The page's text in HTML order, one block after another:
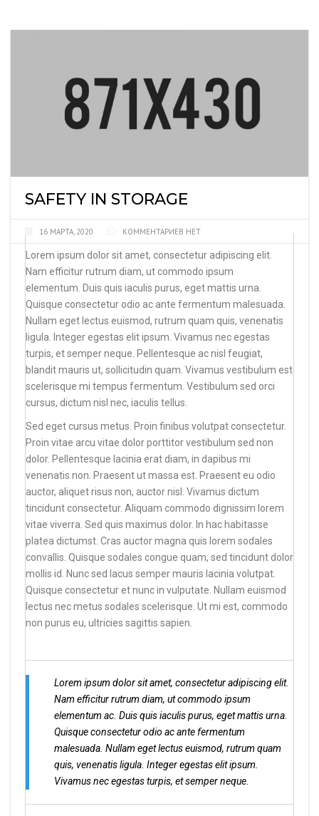
SAFETY IN STORAGE
16 МАРТА, 2020 КОММЕНТАРИЕВ НЕТ
Lorem ipsum dolor sit amet, consectetur adipiscing elit.
Nam efficitur rutrum diam, ut commodo ipsum
elementum. Duis quis iaculis purus, eget mattis urna.
Quisque consectetur odio ac ante fermentum malesuada.
Nullam eget lectus euismod, rutrum quam quis, venenatis
ligula. Integer egestas elit ipsum. Vivamus nec egestas
turpis, et semper neque. Pellentesque ac nisl feugiat,
blandit mauris ut, sollicitudin quam. Vivamus vestibulum est
scelerisque mi tempus fermentum. Vestibulum sed orci
cursus, dictum nisl nec, iaculis tellus.
Sed eget cursus metus. Proin finibus volutpat consectetur.
Proin vitae arcu vitae dolor porttitor vestibulum sed non
dolor. Pellentesque lacinia erat diam, in dapibus mi
venenatis non. Praesent ut massa est. Praesent eu odio
auctor, aliquet risus non, auctor nisl. Vivamus dictum
tincidunt consectetur. Aliquam commodo dignissim lorem
vitae viverra. Sed quis maximus dolor. In hac habitasse
platea dictumst. Cras auctor magna quis lorem sodales
convallis. Quisque sodales congue quam, sed tincidunt dolor
mollis id. Nunc sed lacus semper mauris lacinia volutpat.
Quisque consectetur et nunc in vulputate. Nullam euismod
lectus nec metus sodales scelerisque. Ut mi est, commodo
non purus eu, ultricies sagittis sapien.
Lorem ipsum dolor sit amet, consectetur adipiscing elit.
Nam efficitur rutrum diam, ut commodo ipsum
elementum ac. Duis quis iaculis purus, eget mattis urna.
Quisque consectetur odio ac ante fermentum
malesuada. Nullam eget lectus euismod, rutrum quam
quis, venenatis ligula. Integer egestas elit ipsum.
Vivamus nec egestas turpis, et semper neque.